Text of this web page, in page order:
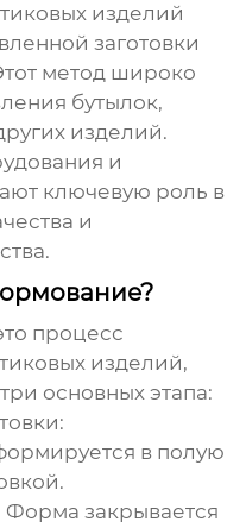
изделий
заготовки
метод широко
бутылок,
изделий.
и
ключевую роль в
и
процесс
изделий,
основных этапа:
в полую
Форма закрывается